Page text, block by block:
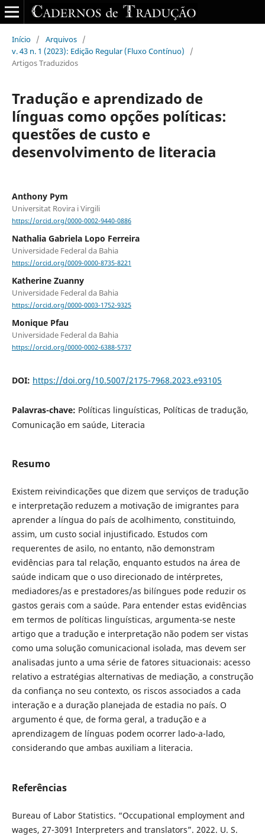
Início / Arquivos /
v. 43 n. 1 (2023): Edição Regular (Fluxo Contínuo)
/
Artigos Traduzidos
Tradução e aprendizado de
línguas como opções políticas:
questões de custo e
desenvolvimento de literacia
Anthony Pym
Universitat Rovira i Virgili
https://orcid.org/0000-0002-9440-0886
Nathalia Gabriela Lopo Ferreira
Universidade Federal da Bahia
https://orcid.org/0009-0000-8735-8221
Katherine Zuanny
Universidade Federal da Bahia
https://orcid.org/0000-0003-1752-9325
Monique Pfau
Universidade Federal da Bahia
https://orcid.org/0000-0002-6388-5737
DOI: https://doi.org/10.5007/2175-7968.2023.e93105
Palavras-chave: Políticas linguísticas, Políticas de tradução,
Comunicação em saúde, Literacia
Resumo
Existem reivindicações que dizem que serviços de tradução
e interpretação reduzem a motivação de imigrantes para
aprender a língua do país de acolhimento, constituindo,
assim, um custo social injustificado. Estudos com
requerentes de asilo, no entanto, não demonstram
evidências para tal relação, enquanto estudos na área de
saúde indicam que o uso direcionado de intérpretes,
mediadores/as e prestadores/as bilíngues pode reduzir os
gastos gerais com a saúde. Para entender estas evidências
em termos de políticas linguísticas, argumenta-se neste
artigo que a tradução e interpretação não podem ser vistas
como uma solução comunicacional isolada, mas devem ser
analisadas junto a uma série de fatores situacionais: acesso
relativo a estratégias alternativas de mediação, a construção
da confiança no seu contexto, os riscos associados a cada
interação e a duração planejada de estadia no país. O
argumento é que, de forma geral, a tradução e a
aprendizagem de línguas podem ocorrer lado-a-lado,
considerando que ambas auxiliam a literacia.
Referências
Bureau of Labor Statistics. “Occupational employment and
wages, 27-3091 Interpreters and translators”. 2022. U. S.